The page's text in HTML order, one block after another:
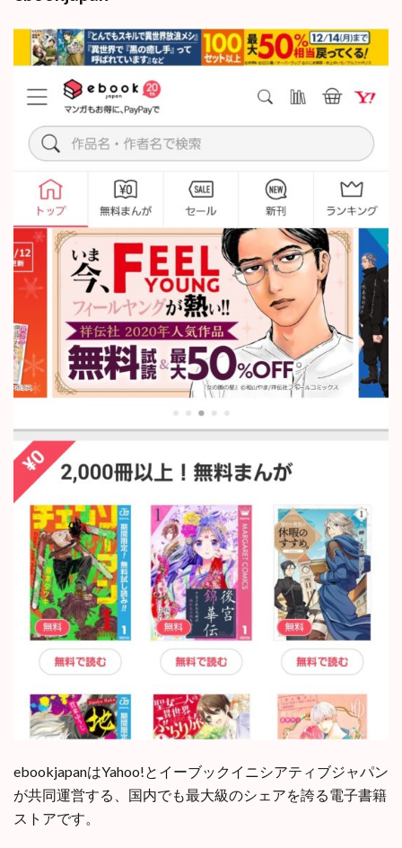
ebookjapanはYahoo!とイーブックイニシアティブジャパン
が共同運営する、国内でも最大級のシェアを誇る電子書籍
ストアです。